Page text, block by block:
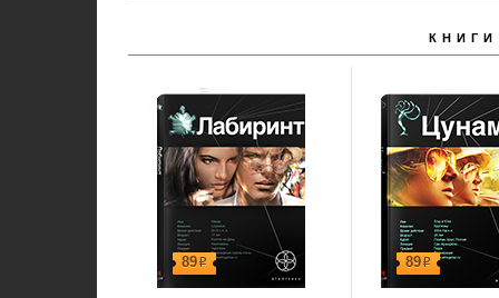
КНИГИ
89р 89р